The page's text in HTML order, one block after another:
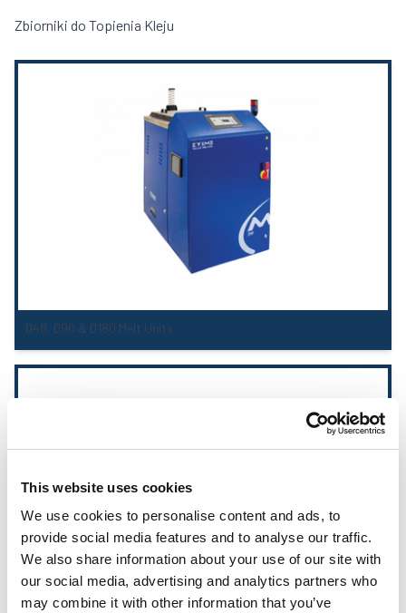
This website uses cookies
We use cookies to personalise content and ads, to
provide social media features and to analyse our traffic.
We also share information about your use of our site with
our social media, advertising and analytics partners who
may combine it with other information that you’ve
Zbiorniki do Topienia Kleju
D48, D90 & D180 Melt Units